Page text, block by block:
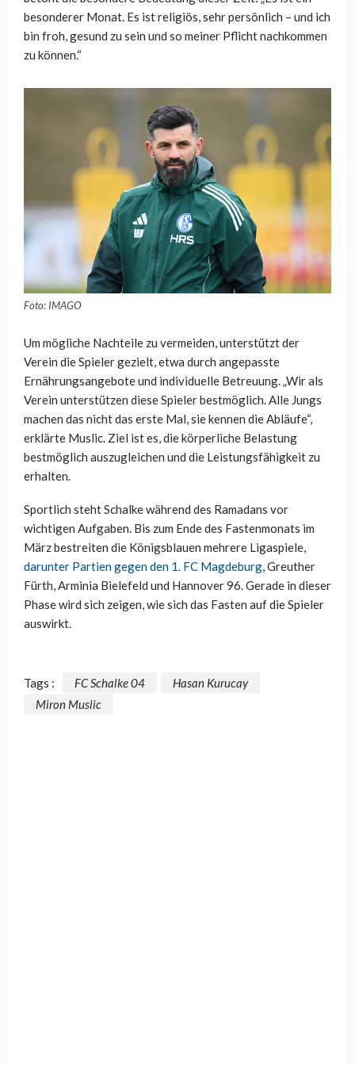
besonderer Monat. Es ist religiös, sehr persönlich – und ich
bin froh, gesund zu sein und so meiner Pflicht nachkommen
zu können.“
Foto: IMAGO
Um mögliche Nachteile zu vermeiden, unterstützt der
Verein die Spieler gezielt, etwa durch angepasste
Ernährungsangebote und individuelle Betreuung. „Wir als
Verein unterstützen diese Spieler bestmöglich. Alle Jungs
machen das nicht das erste Mal, sie kennen die Abläufe“,
erklärte Muslic. Ziel ist es, die körperliche Belastung
bestmöglich auszugleichen und die Leistungsfähigkeit zu
erhalten.
Sportlich steht Schalke während des Ramadans vor
wichtigen Aufgaben. Bis zum Ende des Fastenmonats im
März bestreiten die Königsblauen mehrere Ligaspiele,
darunter Partien gegen den 1. FC Magdeburg, Greuther
Fürth, Arminia Bielefeld und Hannover 96. Gerade in dieser
Phase wird sich zeigen, wie sich das Fasten auf die Spieler
auswirkt.
Tags : FC Schalke 04
Hasan Kurucay
Miron Muslic